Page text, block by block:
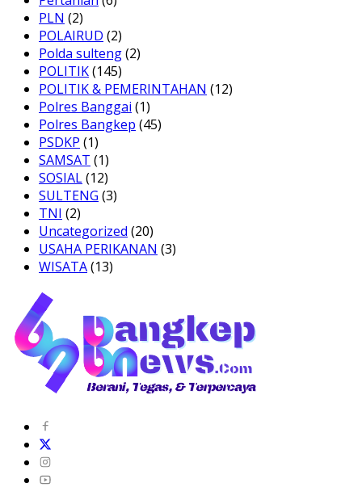
PLN (2)
POLAIRUD (2)
Polda sulteng(2)
POLITIK(145)
POLITIK & PEMERINTAHAN (12)
Polres Banggai (1)
Polres Bangkep (45)
PSDKP (1)
SAMSAT (1)
SOSIAL(12)
SULTENG (3)
TNI (2)
Uncategorized (20)
USAHA PERIKANAN (3)
WISATA(13)